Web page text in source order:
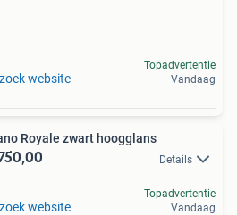
website
Topadvertentie
Vandaag
Royale zwart hoogglans
Details
website
Topadvertentie
Vandaag